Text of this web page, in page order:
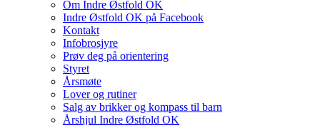
Om Indre Østfold OK
Indre Østfold OK på Facebook
Kontakt
Infobrosjyre
Prøv deg på orientering
Styret
Årsmøte
Lover og rutiner
Salg av brikker og kompass til barn
Årshjul Indre Østfold OK